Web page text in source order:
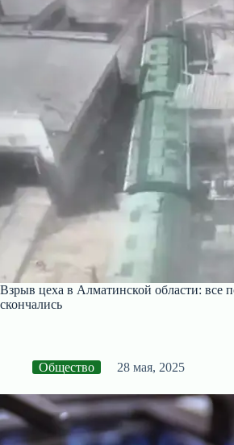
Взрыв цеха в Алматинской области: все
скончались
Общество 28 мая, 2025